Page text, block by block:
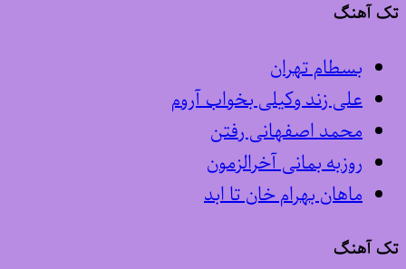
تک آهنگ
بسطام تهران
علی زند وکیلی بخواب آروم
محمد اصفهانی رفتن
روزبه بمانی آخرالزمون
ماهان بهرام خان تا ابد
تک آهنگ